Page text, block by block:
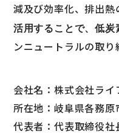
減及び効率化、排出
活用することで、低
ンニュートラルの取り
会社名：株式会社ライ
所在地：岐阜県各務
代表者：代表取締役社